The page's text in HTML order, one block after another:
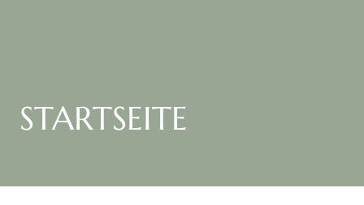
STARTSEITE